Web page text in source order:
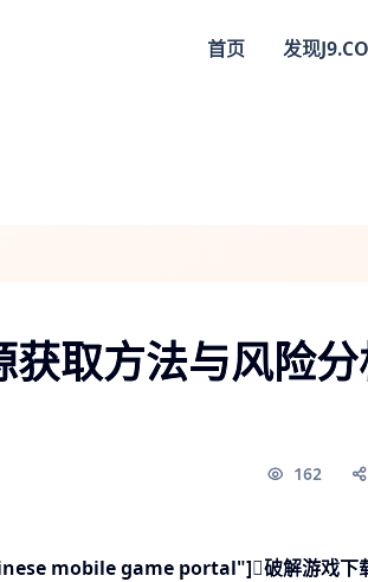
首页 发现
取方法与风险
162
mobile game portal"]破解游戏下